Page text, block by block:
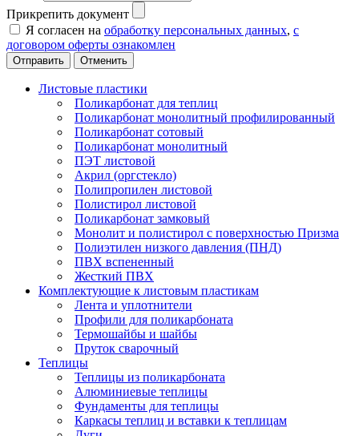
Прикрепить документ
Я согласен на обработку персональных данных, с
договором оферты ознакомлен
Отменить
Листовые пластики
Поликарбонат для теплиц
Поликарбонат монолитный профилированный
Поликарбонат сотовый
Поликарбонат монолитный
ПЭТ листовой
Акрил (оргстекло)
Полипропилен листовой
Полистирол листовой
Поликарбонат замковый
Монолит и полистирол с поверхностью Призма
Полиэтилен низкого давления (ПНД)
ПВХ вспененный
Жесткий ПВХ
Комплектующие к листовым пластикам
Лента и уплотнители
Профили для поликарбоната
Термошайбы и шайбы
Пруток сварочный
Теплицы
Теплицы из поликарбоната
Алюминиевые теплицы
Фундаменты для теплицы
Каркасы теплиц и вставки к теплицам